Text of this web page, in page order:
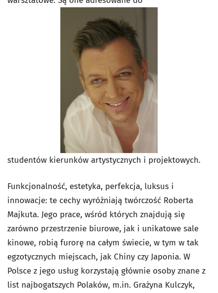
studentów kierunków artystycznych i projektowych.
Funkcjonalność, estetyka, perfekcja, luksus i
innowacje: te cechy wyróżniają twórczość Roberta
Majkuta. Jego prace, wśród których znajdują się
zarówno przestrzenie biurowe, jak i unikatowe sale
kinowe, robią furorę na całym świecie, w tym w tak
egzotycznych miejscach, jak Chiny czy Japonia. W
Polsce z jego usług korzystają głównie osoby znane z
list najbogatszych Polaków, m.in. Grażyna Kulczyk,